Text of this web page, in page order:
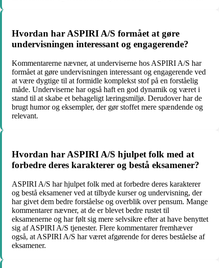
Hvordan har ASPIRI A/S formået at gøre
undervisningen interessant og engagerende?
Kommentarerne nævner, at underviserne hos ASPIRI A/S har
formået at gøre undervisningen interessant og engagerende ved
at være dygtige til at formidle komplekst stof på en forståelig
måde. Underviserne har også haft en god dynamik og været i
stand til at skabe et behageligt læringsmiljø. Derudover har de
brugt humor og eksempler, der gør stoffet mere spændende og
relevant.
Hvordan har ASPIRI A/S hjulpet folk med at
forbedre deres karakterer og bestå eksamener?
ASPIRI A/S har hjulpet folk med at forbedre deres karakterer
og bestå eksamener ved at tilbyde kurser og undervisning, der
har givet dem bedre forståelse og overblik over pensum. Mange
kommentarer nævner, at de er blevet bedre rustet til
eksamenerne og har følt sig mere selvsikre efter at have benyttet
sig af ASPIRI A/S tjenester. Flere kommentarer fremhæver
også, at ASPIRI A/S har været afgørende for deres beståelse af
eksamener.